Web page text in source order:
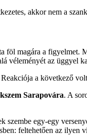
akkor nem a
magára a
véleményét az üggyel
a következő
Sarapovára. A
egy-egy
feltehetően az ilyen